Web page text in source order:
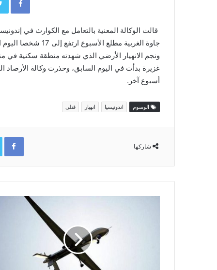
قالت الوكالة المعنية بالتعامل مع الكوارث في
جاوة الغربية مطلع الأسبوع ارتفع إلى 17 شخصا اليوم الاثنين، ولا يزال العشرات في عداد المفقودين.
ونجم الانهيار الأرضي الذي شهدته منطقة سكنية
غزيرة بدأت في اليوم السابق، وحذرت وكالة الأرصاد
أسبوع آخر.
الوسوم اندونيسيا انهيار قتلى
شاركها